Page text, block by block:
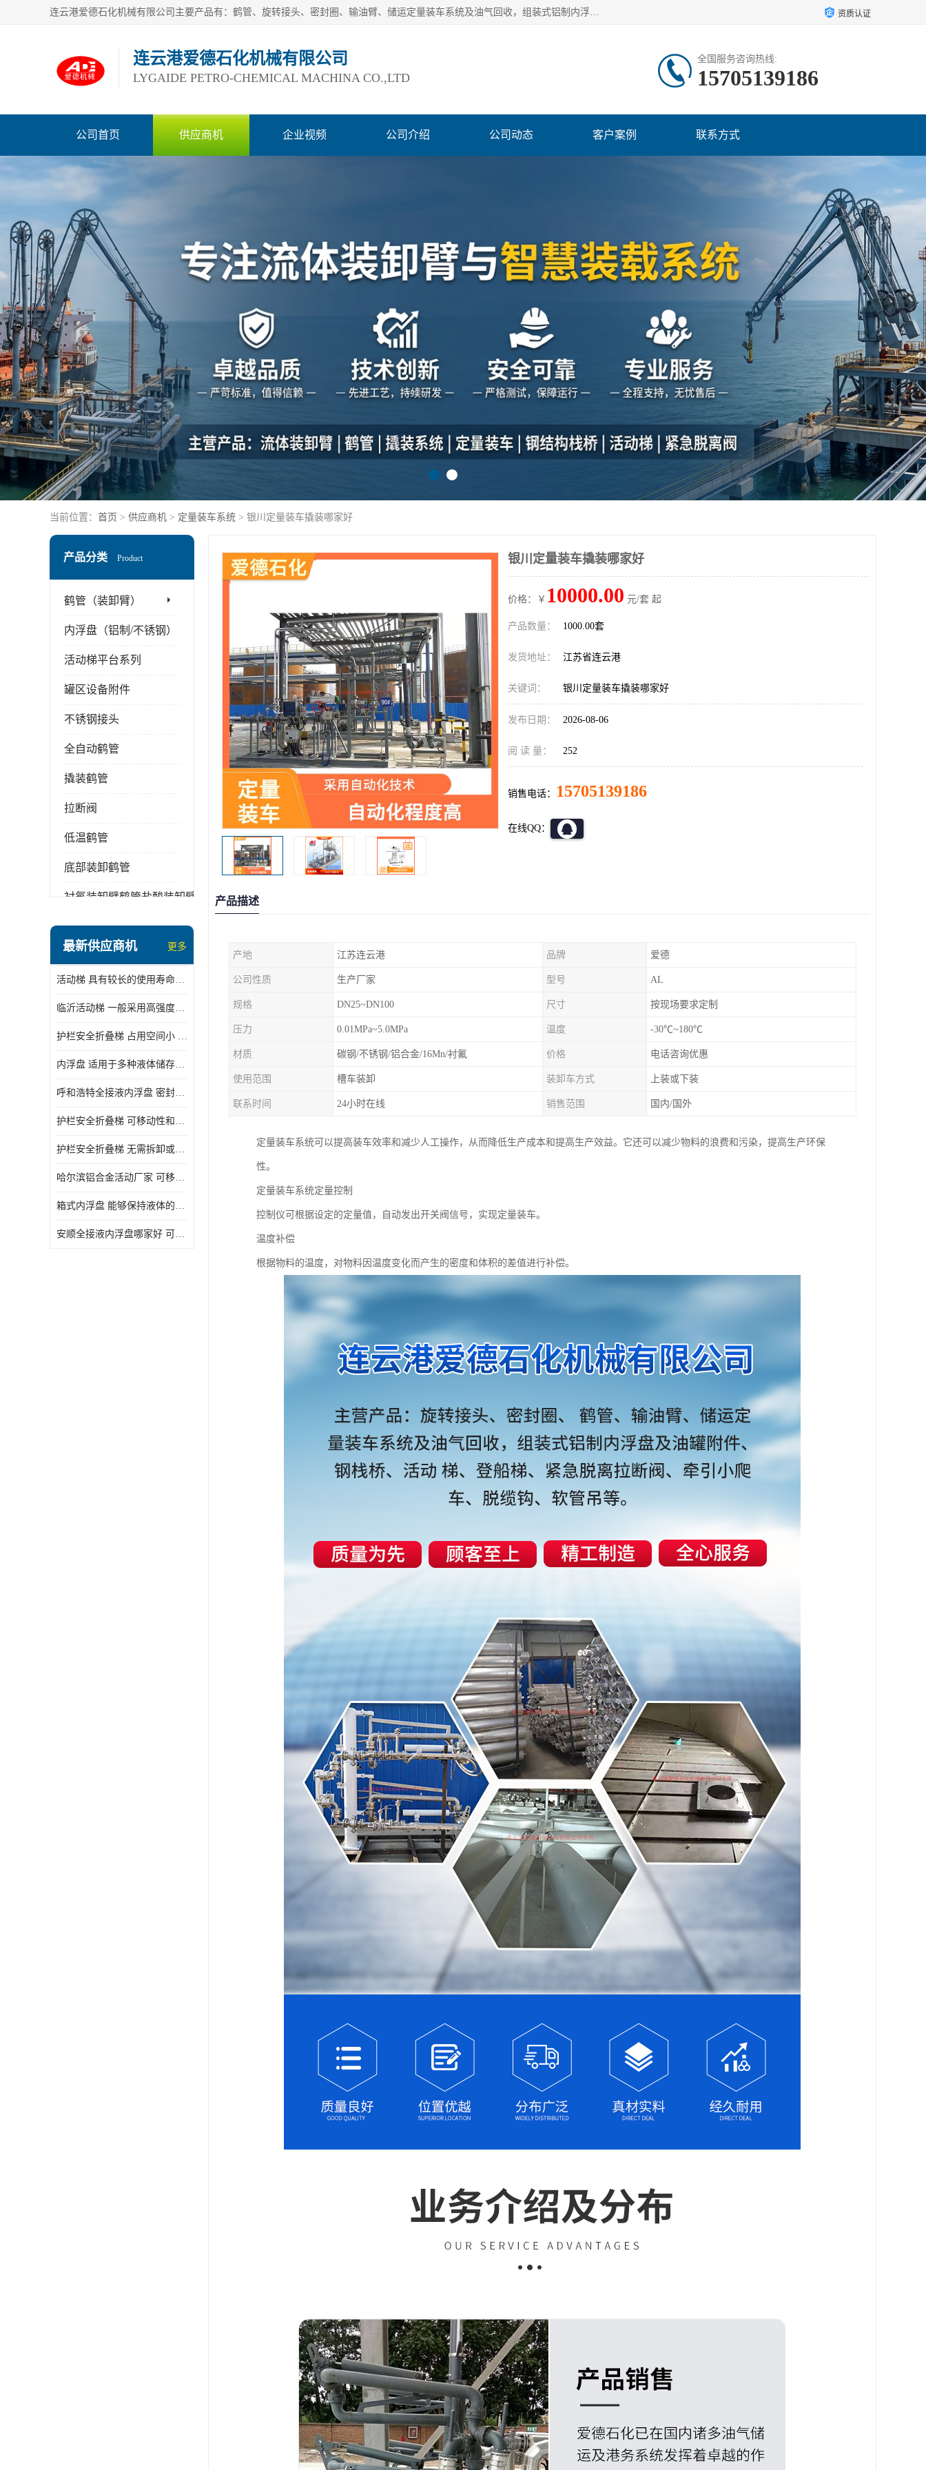
连云港爱德石化机械有限公司主要产品有：鹤管、旋转接头、密封圈、输油臂、储运定量装车系统及油气回收，组装式铝制内浮盘及油罐附件、钢结构栈桥/平台、活动梯、紧急脱离拉断阀等。完备的制造和检测手段以及高素质的员工确保了产品的质量。 资质认证
连云港爱德石化机械有限公司
LYGAIDE PETRO-CHEMICAL MACHINA CO.,LTD
全国服务咨询热线:
15705139186
公司首页 供应商机 企业视频 公司介绍 公司动态 客户案例 联系方式
当前位置： 首页 > 供应商机 > 定量装车系统 > 银川定量装车撬装哪家好
产品分类 Product
鹤管（装卸臂）
内浮盘（铝制/不锈钢）
活动梯平台系列
罐区设备附件
不锈钢接头
全自动鹤管
撬装鹤管
拉断阀
低温鹤管
底部装卸鹤管
衬氟装卸臂鹤管盐酸装卸臂
顶部装卸车鹤管
液氨液化气鹤管
定量装车系统
最新供应商机 更多
活动梯 具有较长的使用寿命和耐用性 一般采用高强度材料制造
临沂活动梯 一般采用高强度材料制造 可以用于多种不同的任务
护栏安全折叠梯 占用空间小 方便存放和搬运
内浮盘 适用于多种液体储存和运输 能够降低运输成本和维护成本
呼和浩特全接液内浮盘 密封性能好 有效保护液体质量
护栏安全折叠梯 可移动性和安全性较高 占用空间小
护栏安全折叠梯 无需拆卸或重新安装 占用空间小
哈尔滨铝合金活动厂家 可移动性和安全性较高 占用空间小
箱式内浮盘 能够保持液体的密闭状态 适用于多种液体储存和运输
安顺全接液内浮盘哪家好 可以自动上下浮动 密封性能好
银川定量装车撬装哪家好
价格：￥ 10000.00 元/套 起
产品数量： 1000.00套
发货地址： 江苏省连云港
关键词： 银川定量装车撬装哪家好
发布日期： 2026-08-06
阅 读 量： 252
销售电话： 15705139186
在线QQ：
产品描述
产地 江苏连云港 品牌 爱德
公司性质 生产厂家 型号 AL
规格 DN25~DN100 尺寸 按现场要求定制
压力 0.01MPa~5.0MPa 温度 -30℃~180℃
材质 碳钢/不锈钢/铝合金/16Mn/衬氟 价格 电话咨询优惠
使用范围 槽车装卸 装卸车方式 上装或下装
联系时间 24小时在线 销售范围 国内/国外
定量装车系统可以提高装车效率和减少人工操作，从而降低生产成本和提高生产效益。它还可以减少物料的浪费和污染，提高生产环保
性。
定量装车系统定量控制
控制仪可根据设定的定量值，自动发出开关阀信号，实现定量装车。
温度补偿
根据物料的温度，对物料因温度变化而产生的密度和体积的差值进行补偿。